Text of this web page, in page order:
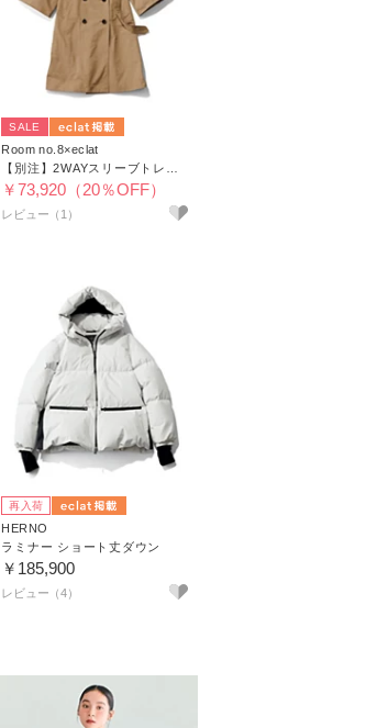
SALE
Room no.8×eclat
￥73,920（20％OFF）
レビュー（1）
再入荷
HERNO
ラミナー ショート丈ダウン
￥185,900
レビュー（4）